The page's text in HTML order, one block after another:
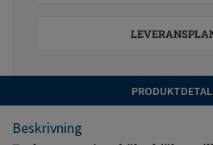
Beskrivning